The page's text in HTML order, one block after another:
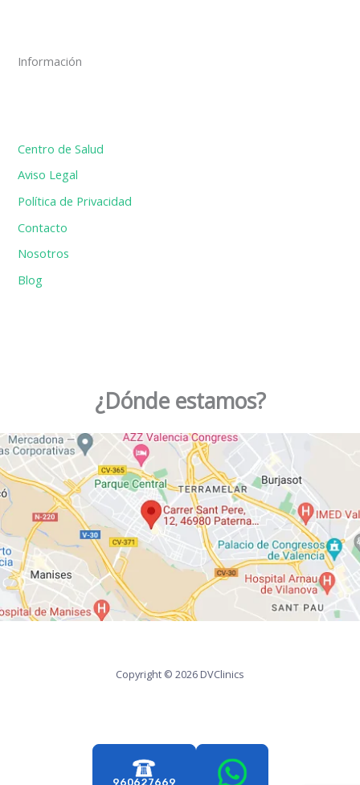
Información
Centro de Salud
Aviso Legal
Política de Privacidad
Contacto
Nosotros
Blog
¿Dónde estamos?
Copyright © 2026 DVClinics
960627669